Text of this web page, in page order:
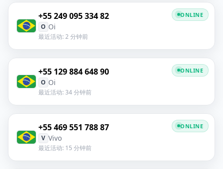
+55 249 095 334 82
O Oi
最近活动: 2 分钟前
ONLINE
+55 129 884 648 90
O Oi
最近活动: 34 分钟前
ONLINE
+55 469 551 788 87
V Vivo
最近活动: 15 分钟前
ONLINE